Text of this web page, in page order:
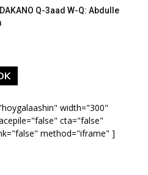
DAKANO Q-3aad W-Q: Abdulle
width="300"
cta="false"
method="iframe" ]